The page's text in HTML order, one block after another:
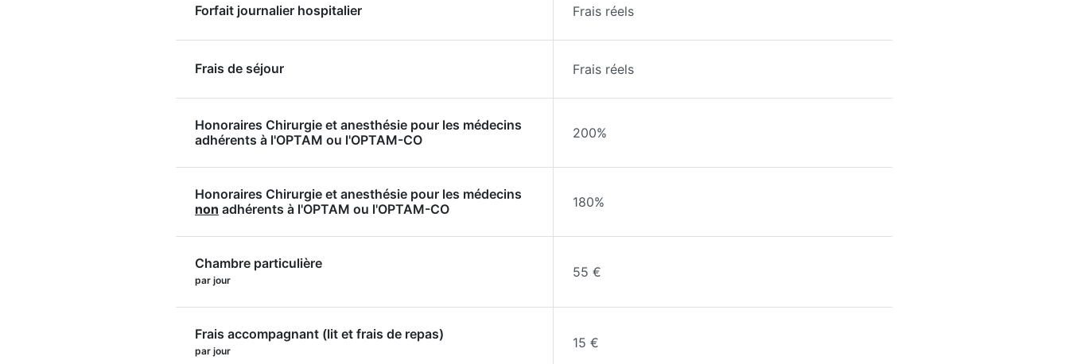
Forfait journalier hospitalier Frais réels
Frais de séjour Frais réels
Honoraires Chirurgie et anesthésie pour les médecins
adhérents à l'OPTAM ou l'OPTAM-CO
200%
Honoraires Chirurgie et anesthésie pour les médecins
non adhérents à l'OPTAM ou l'OPTAM-CO 180%
Chambre particulière
par jour
55 €
Frais accompagnant (lit et frais de repas)
par jour
15 €